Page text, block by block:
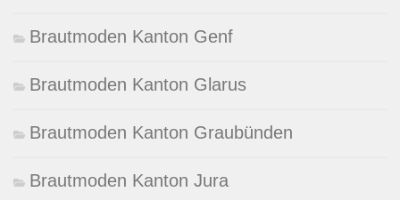
Brautmoden Kanton Genf
Brautmoden Kanton Glarus
Brautmoden Kanton Graubünden
Brautmoden Kanton Jura